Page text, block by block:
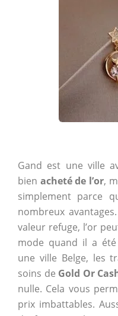
Gand est une ville
bien acheté de l’or,
simplement parce
nombreux
valeur refuge, l’or
mode quand il a été
une ville Belge, les
soins de Gold Or
nulle. Cela vous
prix imbattables.